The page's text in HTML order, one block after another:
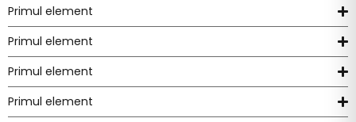
Primul element
Primul element
Primul element
Primul element